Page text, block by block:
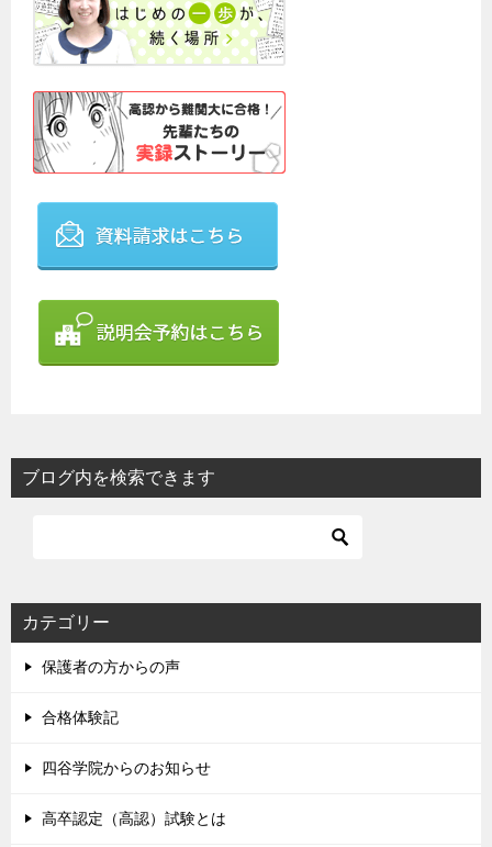
ブログ内を検索できます
カテゴリー
保護者の方からの声
合格体験記
四谷学院からのお知らせ
高卒認定（高認）試験とは